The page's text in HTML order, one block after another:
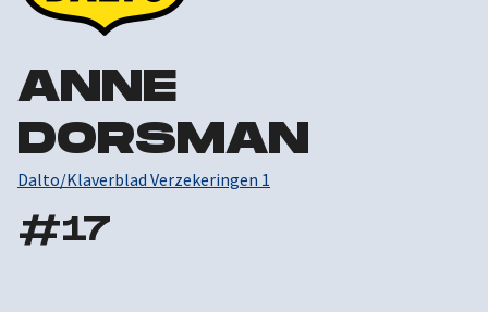
ANNE
DORSMAN
Dalto/Klaverblad Verzekeringen 1
#17